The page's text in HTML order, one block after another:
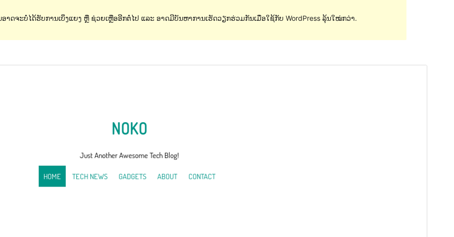
າດຈະບໍ່ໄດ້ຮັບການເບິ່ງແຍງ ຫຼື ຊ່ວຍເຫຼືອອີກຕໍ່ໄປ ແລະ ອາດມີບັນຫາການເຮັດວຽກຮ່ວມກັນເມື່ອໃຊ້ກັບ WordPress ລຸ້ນໃໝ່ກວ່າ.